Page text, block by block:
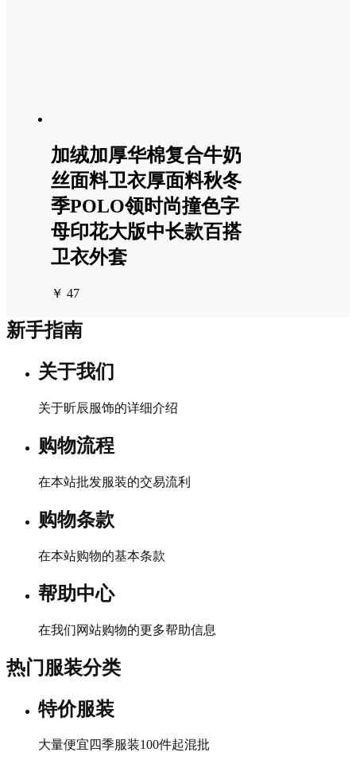
加绒加厚华棉复合牛奶
丝面料卫衣厚面料秋冬
季POLO领时尚撞色字
母印花大版中长款百搭
卫衣外套
￥ 47
新手指南
关于我们
关于昕辰服饰的详细介绍
购物流程
在本站批发服装的交易流利
购物条款
在本站购物的基本条款
帮助中心
在我们网站购物的更多帮助信息
热门服装分类
特价服装
大量便宜四季服装100件起混批